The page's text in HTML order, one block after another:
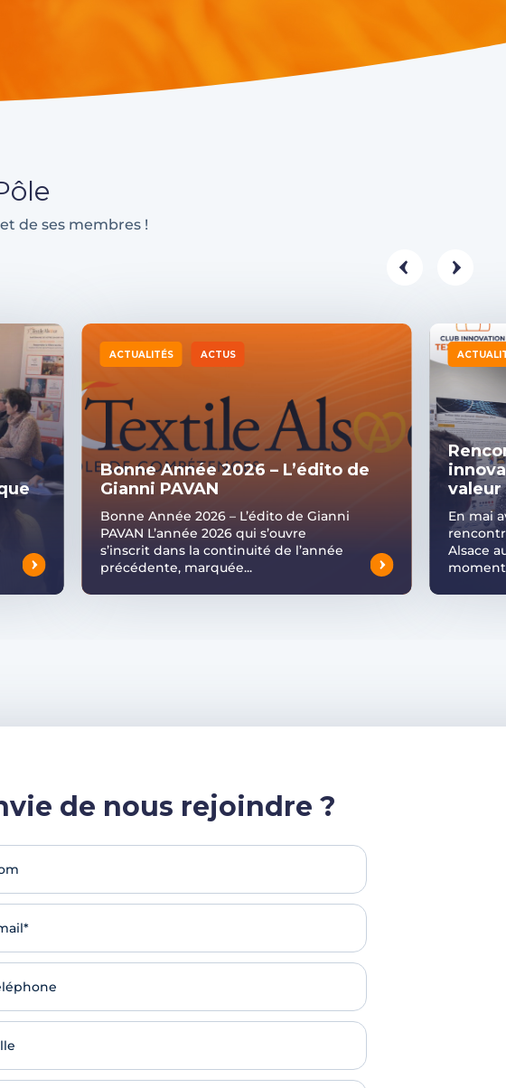
de ses membres !
ACTUALITÉS ACTUS
Bonne Année 2026 – L’édito de
Gianni PAVAN
Bonne Année 2026 – L’édito de Gianni
PAVAN L’année 2026 qui s’ouvre
s’inscrit dans la continuité de l’année
précédente, marquée...
valeur
En mai
Alsace
moment
de nous rejoindre ?